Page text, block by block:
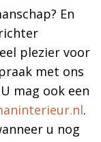
En
plezier voor
met ons
mag ook een
.
u nog